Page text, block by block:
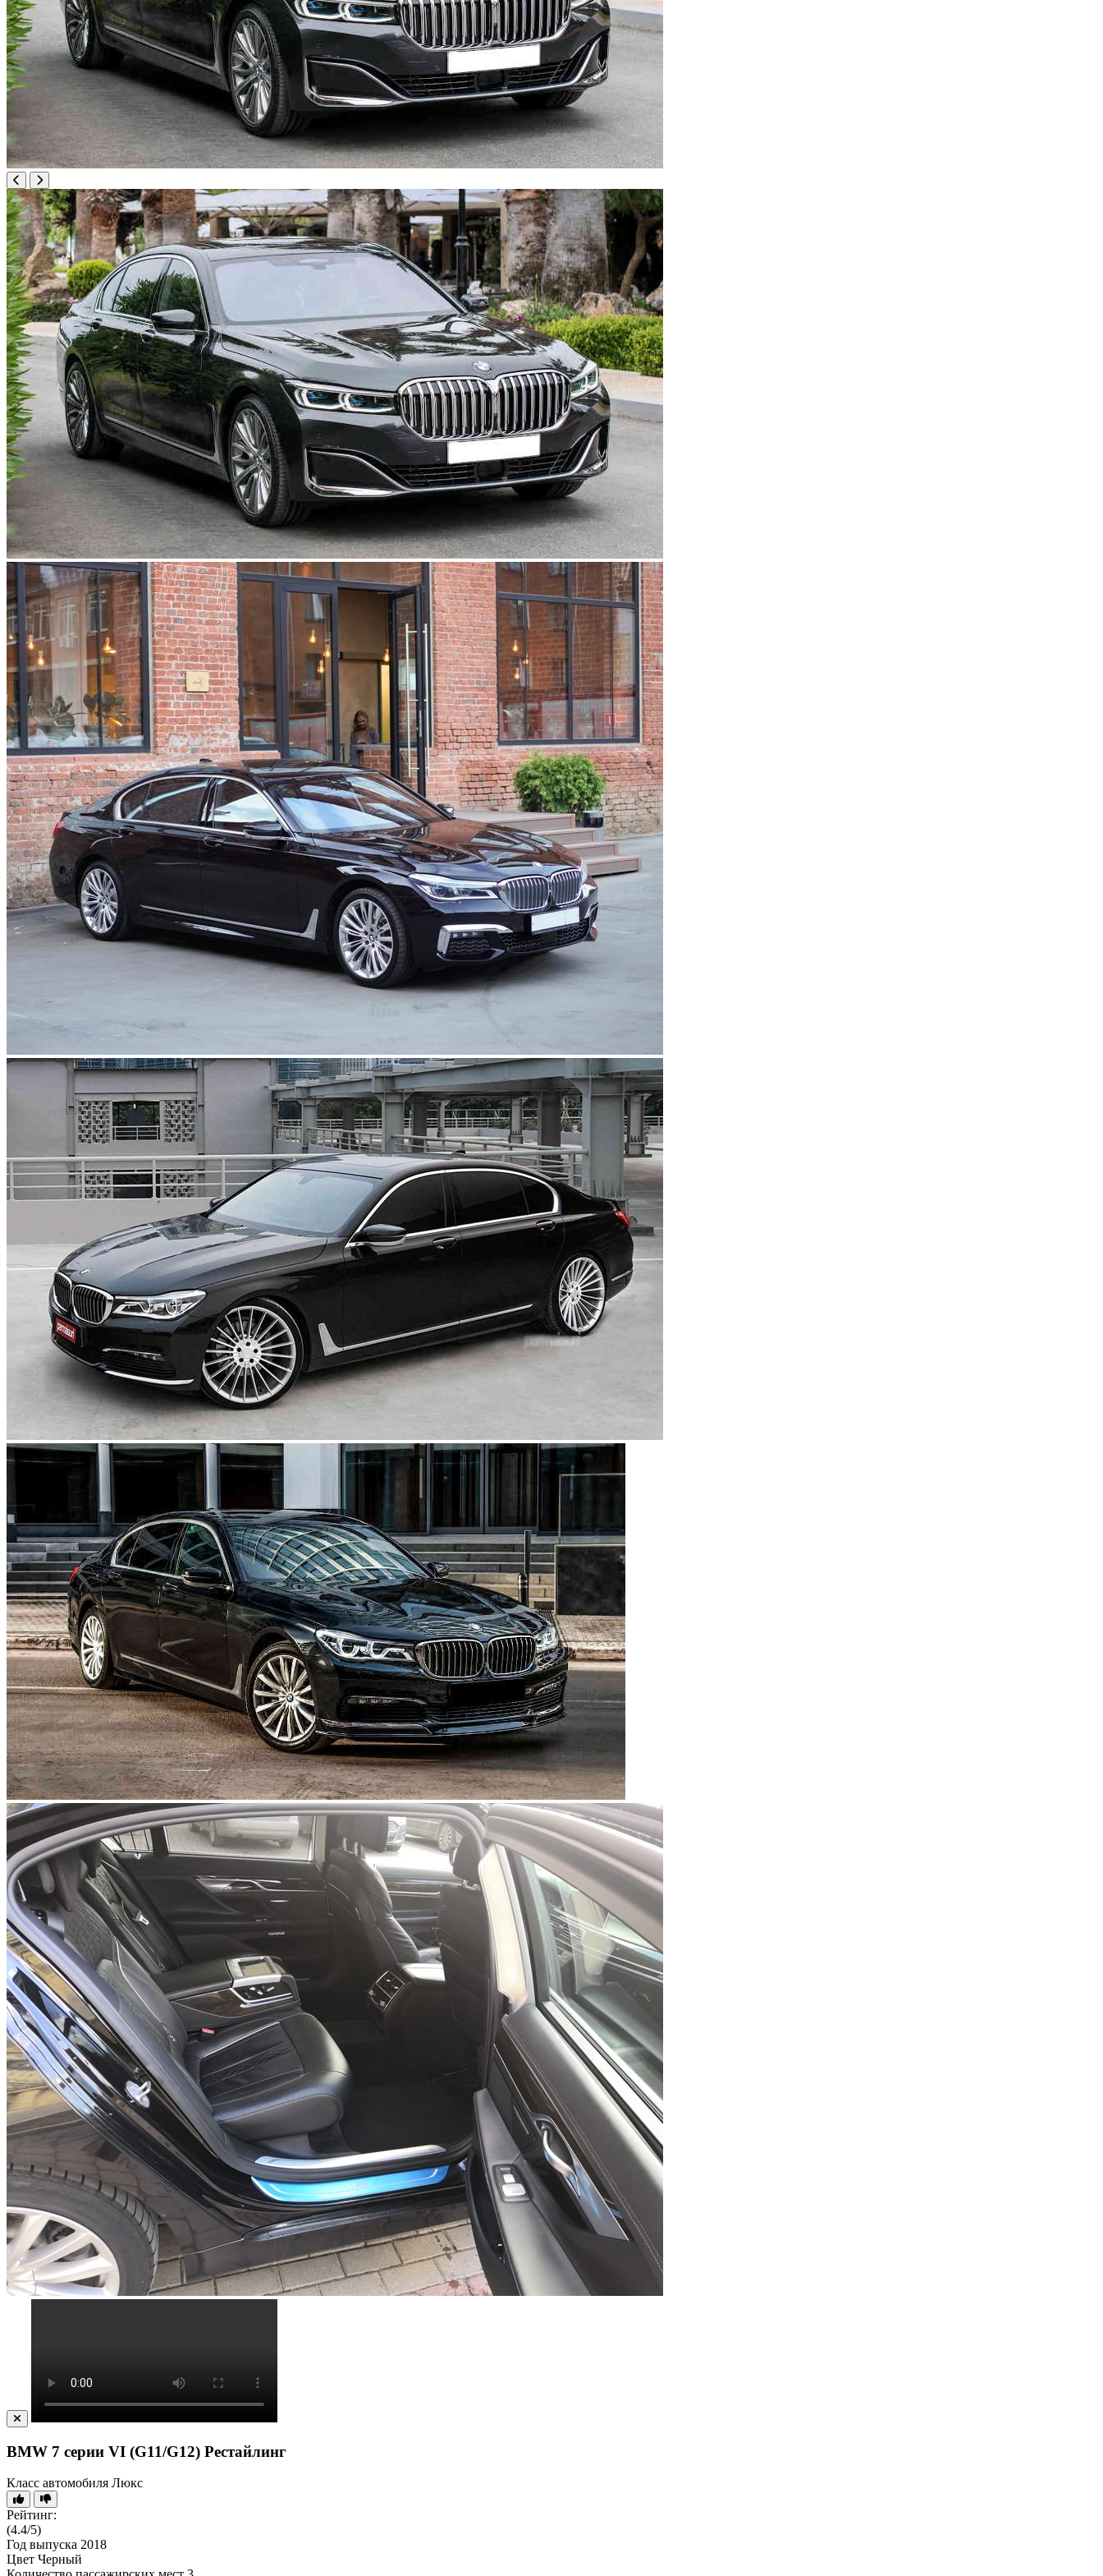
BMW 7 серии VI (G11/G12) Рестайлинг
Класс автомобиля Люкс
Рейтинг:
(4.4/5)
Год выпуска 2018
Цвет Черный